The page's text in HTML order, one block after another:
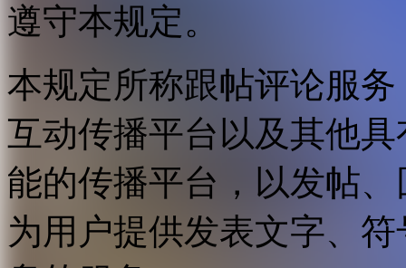
遵守本规定。
本规定所称跟帖评论服
互动传播平台以及其他
能的传播平台，以发帖
为用户提供发表文字、